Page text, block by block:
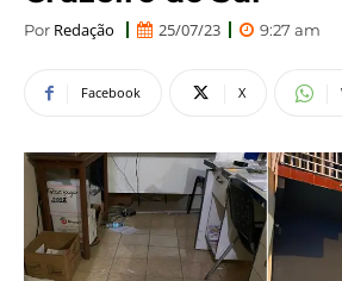
Por Redação 25/07/23 9:27 am
Facebook X